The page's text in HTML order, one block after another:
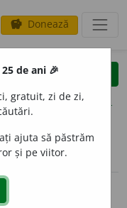
savings Donează
clear
opțiuni
de ani 🎉
gratuit, zi de zi,
ajuta să păstrăm
și pe viitor.